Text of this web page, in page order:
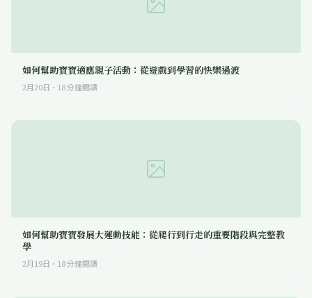
如何幫助寶寶適應親子活動：從遊戲到學習的快樂過渡
2月20日 · 18分鐘閱讀
如何幫助寶寶發展大運動技能：從爬行到行走的重要階段與完整教
學
2月19日 · 18分鐘閱讀